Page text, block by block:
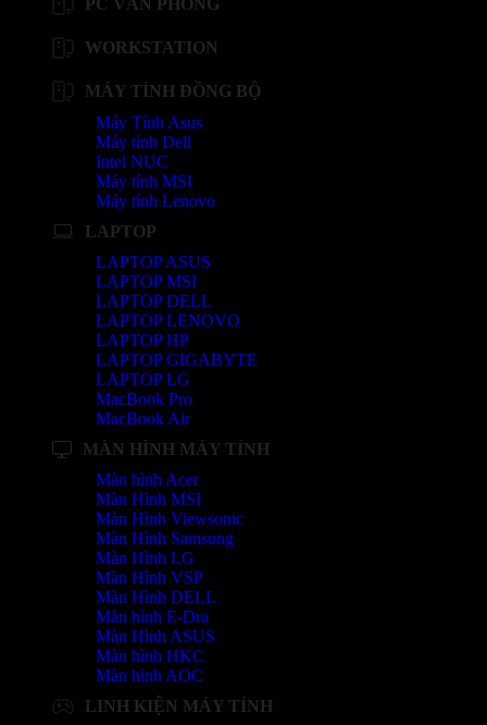
WORKSTATION
MÁY TÍNH ĐỒNG BỘ
Máy Tính Asus
Máy tính Dell
Intel NUC
Máy tính MSI
Máy tính Lenovo
LAPTOP
LAPTOP ASUS
LAPTOP MSI
LAPTOP DELL
LAPTOP LENOVO
LAPTOP HP
LAPTOP GIGABYTE
LAPTOP LG
MacBook Pro
MacBook Air
MÀN HÌNH MÁY TÍNH
Màn hình Acer
Màn Hình MSI
Màn Hình Viewsonic
Màn Hình Samsung
Màn Hình LG
Màn Hình VSP
Màn Hình DELL
Màn hình E-Dra
Màn Hình ASUS
Màn hình HKC
Màn hình AOC
LINH KIỆN MÁY TÍNH